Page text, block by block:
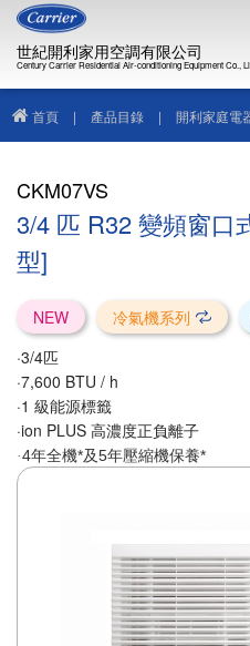
世紀開利家用空調有限公司
Century Carrier Residential Air-conditioning Equipment Co.,
首頁 | 產品目錄 | 開利家庭電
CKM07VS
3/4 匹 R32 變頻窗口
型]
NEW 冷氣機系列
·3/4匹
·7,600 BTU / h
·1 級能源標籤
·ion PLUS 高濃度正負離子
·4年全機*及5年壓縮機保養*